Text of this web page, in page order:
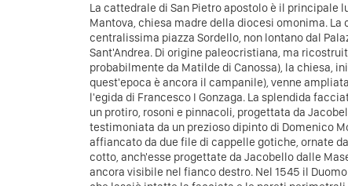
La cattedrale di San Pietro apostolo è il principale
Mantova, chiesa madre della diocesi omonima.
centralissima piazza Sordello, non lontano dal
Sant'Andrea. Di origine paleocristiana, ma
probabilmente da Matilde di Canossa), la chiesa,
quest'epoca è ancora il campanile), venne
l'egida di Francesco I Gonzaga. La splendida
un protiro, rosoni e pinnacoli, progettata da
testimoniata da un prezioso dipinto di Domenico
affiancato da due file di cappelle gotiche, ornate
cotto, anch'esse progettate da Jacobello dalle
ancora visibile nel fianco destro. Nel 1545 il